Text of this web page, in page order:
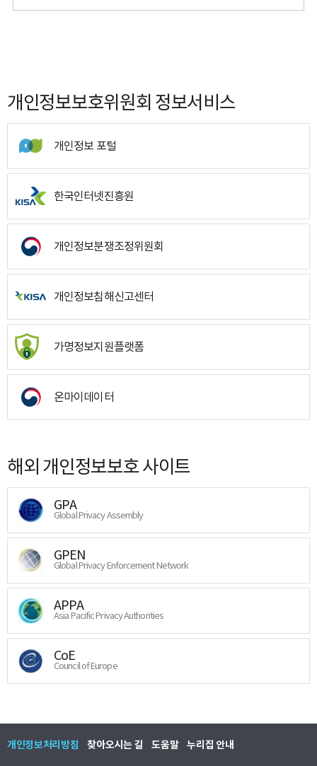
개인정보보호위원회 정보서비스
개인정보 포털
한국인터넷진흥원
개인정보분쟁조정위원회
개인정보침해신고센터
가명정보지원플랫폼
온마이데이터
해외 개인정보보호 사이트
GPA
Global Privacy Assembly
GPEN
Global Privacy Enforcement Network
APPA
Asia Pacific Privacy Authorities
CoE
Council of Europe
개인정보처리방침 찾아오시는 길 도움말 누리집 안내